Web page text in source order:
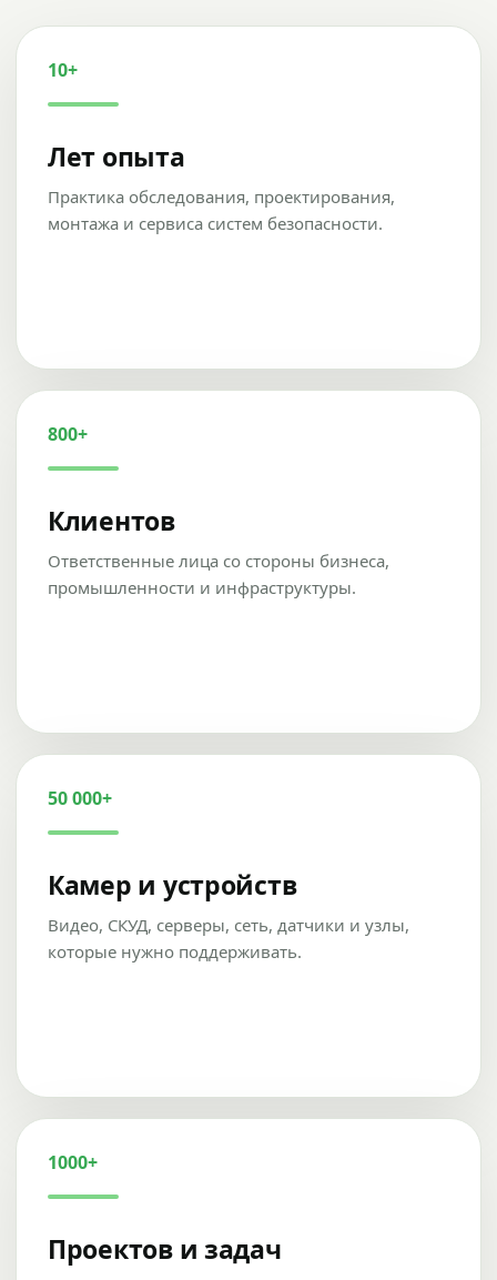
10+
Лет опыта
Практика обследования, проектирования,
монтажа и сервиса систем безопасности.
800+
Клиентов
Ответственные лица со стороны бизнеса,
промышленности и инфраструктуры.
50 000+
Камер и устройств
Видео, СКУД, серверы, сеть, датчики и узлы,
которые нужно поддерживать.
1000+
Проектов и задач